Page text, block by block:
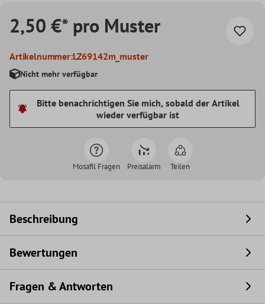
2,50 €* pro Muster
Artikelnummer:LZ69142m_muster
Nicht mehr verfügbar
Bitte benachrichtigen Sie mich, sobald der Artikel
wieder verfügbar ist
Mosafil Fragen Preisalarm Teilen
Beschreibung
Bewertungen
Fragen & Antworten